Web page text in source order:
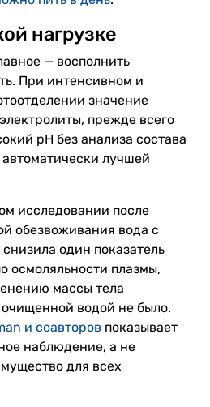
нагрузке
— восполнить
При интенсивном и
значение
прежде всего
pH без анализа состава
лучшей
исследовании после
обезвоживания вода с
один показатель
осмоляльности плазмы,
массы тела
водой не было.
и соавторов показывает
наблюдение, а не
для всех